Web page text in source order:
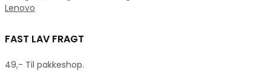
Lenovo
FAST LAV FRAGT
49,- Til pakkeshop.